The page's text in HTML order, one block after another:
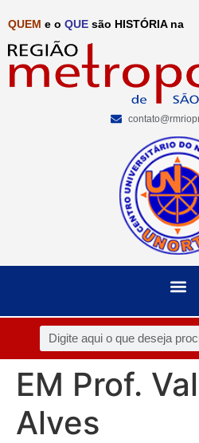
QUEM e o QUE são HISTÓRIA na
EM Prof.
Alves